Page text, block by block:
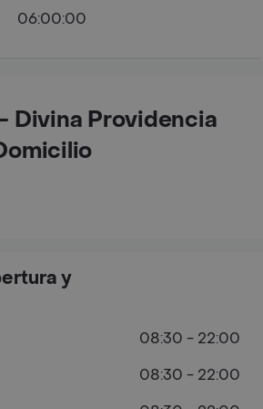
06:00:00
Divina Providencia
y
08:30 - 22:00
08:30 - 22:00